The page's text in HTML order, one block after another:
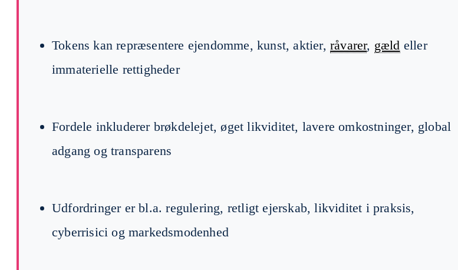
Tokens kan repræsentere ejendomme, kunst, aktier,råvarer, gæld eller
immaterielle rettigheder
Fordele inkluderer brøkdelejet, øget likviditet, lavere omkostninger, global
adgang og transparens
Udfordringer er bl.a. regulering, retligt ejerskab, likviditet i praksis,
cyberrisici og markedsmodenhed